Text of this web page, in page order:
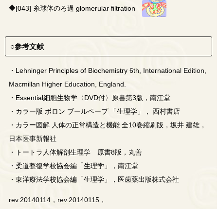
◆[043] 糸球体のろ過 glomerular filtration
○参考文献
・ Lehninger Principles of Biochemistry 6th, International Edition,
Macmillan Higher Education, England.
・ Essential細胞生物学〈DVD付〉原書第3版，南江堂
・ カラー版 ボロン ブールペープ 「生理学」
， 西村書店
・ カラー図解 人体の正常構造と機能 全10巻縮刷版 ，坂井 建雄，
日本医事新報社
・
トートラ人体解剖生理学 原書8版 ，丸善
・ 柔道整復学校協会編「生理学」
，南江堂
・ 東洋療法学校協会編「生理学」 ，医歯薬出版株式会社
rev.20140114，rev.20140115，